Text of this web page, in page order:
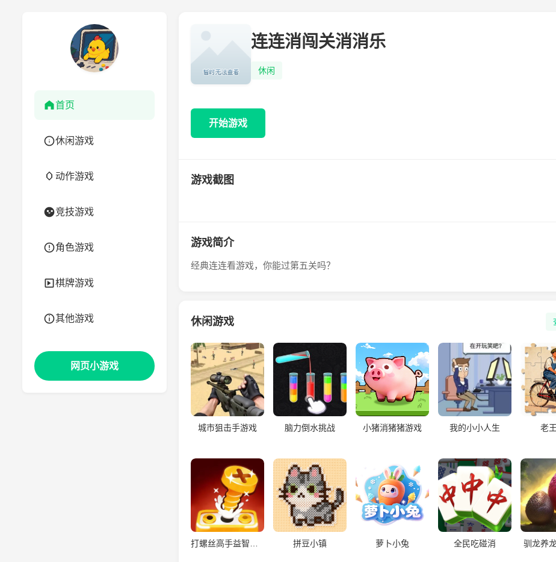
首页
休闲游戏
动作游戏
竞技游戏
角色游戏
棋牌游戏
其他游戏
网页小游戏
连连消闯关消消乐
休闲
开始游戏
游戏截图
游戏简介
经典连连看游戏，你能过第五关吗？
休闲游戏
城市狙击手游戏 脑力倒水挑战 小猪消猪猪游戏 我的小小人生 老
拼豆小镇 萝卜小兔 全民吃碰消 驯龙养